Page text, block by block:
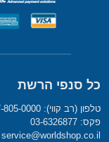
כל סנפי הרשת
טלפון (רב קווי): 077-805-0000
פקס: 03-6326877
service@worldshop.co.il